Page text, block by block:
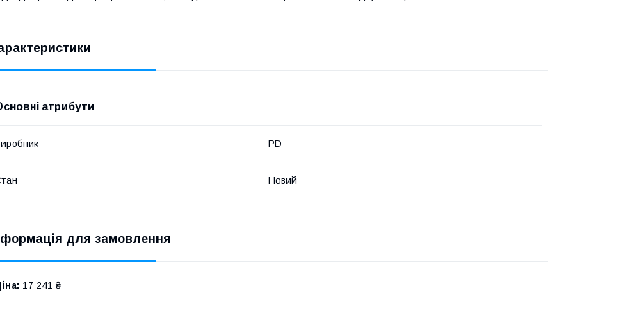
атрибути
PD
Новий
для замовлення
17 241 ₴